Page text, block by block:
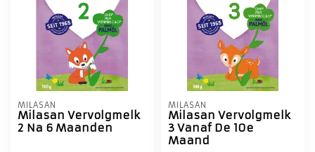
MILASAN
Milasan Vervolgmelk
2 Na 6 Maanden
MILASAN
Milasan Vervolgmelk
3 Vanaf De 10e
Maand